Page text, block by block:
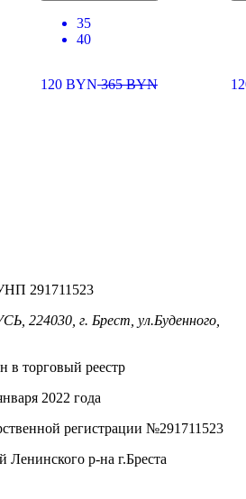
35
40
120 BYN365BYN
291711523
г. Брест, ул.Буденного,
в торговый реестр
2022 года
регистрации №291711523
р-на г.Бреста